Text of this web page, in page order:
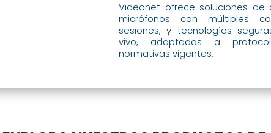
Videonet ofrece soluciones de
micrófonos con múltiples
sesiones, y tecnologías
vivo, adaptadas a
normativas vigentes.